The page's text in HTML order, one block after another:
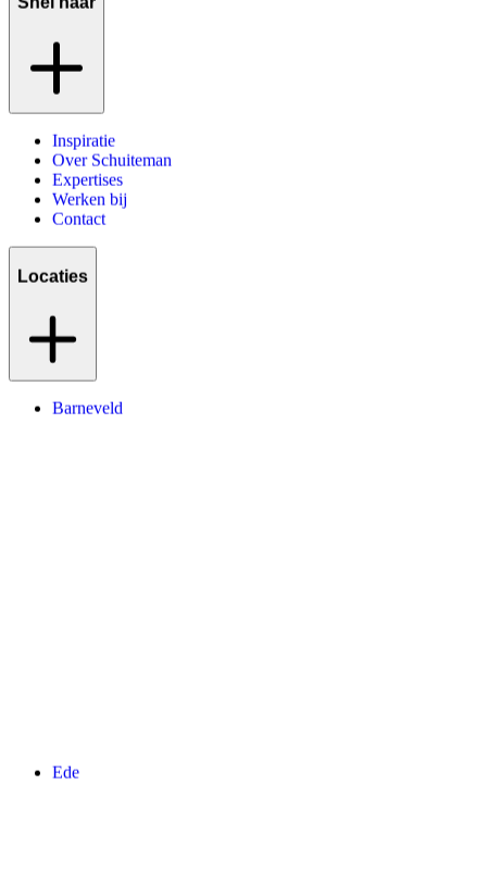
Inspiratie
Over Schuiteman
Expertises
Werken bij
Contact
Locaties
Barneveld
Ede